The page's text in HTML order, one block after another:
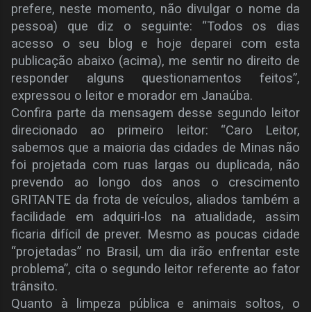
prefere, neste momento, não divulgar o nome da
pessoa) que diz o seguinte: “Todos os dias
acesso o seu blog e hoje deparei com esta
publicação abaixo (acima), me sentir no direito de
responder alguns questionamentos feitos”,
expressou o leitor e morador em Janaúba.
Confira parte da mensagem desse segundo leitor
direcionado ao primeiro leitor: “Caro Leitor,
sabemos que a maioria das cidades de Minas não
foi projetada com ruas largas ou duplicada, não
prevendo ao longo dos anos o crescimento
GRITANTE da frota de veículos, aliados também a
facilidade em adquiri-los na atualidade, assim
ficaria difícil de prever. Mesmo as poucas cidade
“projetadas” no Brasil, um dia irão enfrentar este
problema”, cita o segundo leitor referente ao fator
trânsito.
Quanto à limpeza pública e animais soltos, o